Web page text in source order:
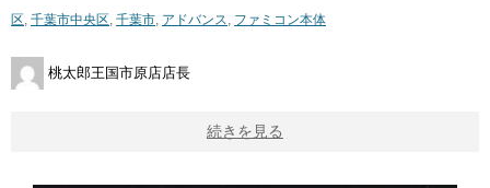
区, 千葉市中央区, 千葉市, アドバンス, ファミコン本体
桃太郎王国市原店店長
続きを見る